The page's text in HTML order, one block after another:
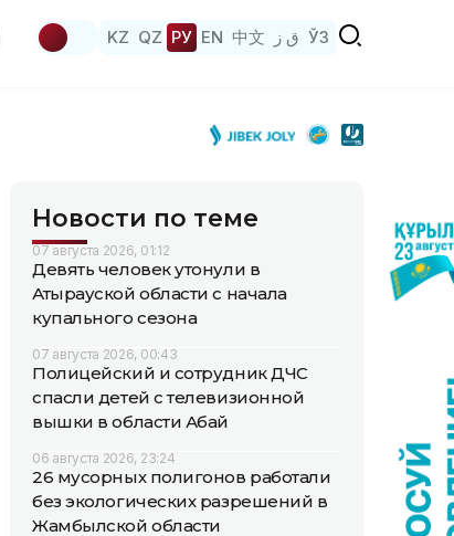
KZ QZ РУ EN 中文 ق ز ЎЗ
Новости по теме
07 августа 2026, 01:12
Девять человек утонули в
Атырауской области с начала
купального сезона
07 августа 2026, 00:43
Полицейский и сотрудник ДЧС
спасли детей с телевизионной
вышки в области Абай
06 августа 2026, 23:24
26 мусорных полигонов работали
без экологических разрешений в
Жамбылской области